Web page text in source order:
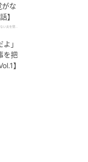
な
】
い夫を懲ら
」
を把
】